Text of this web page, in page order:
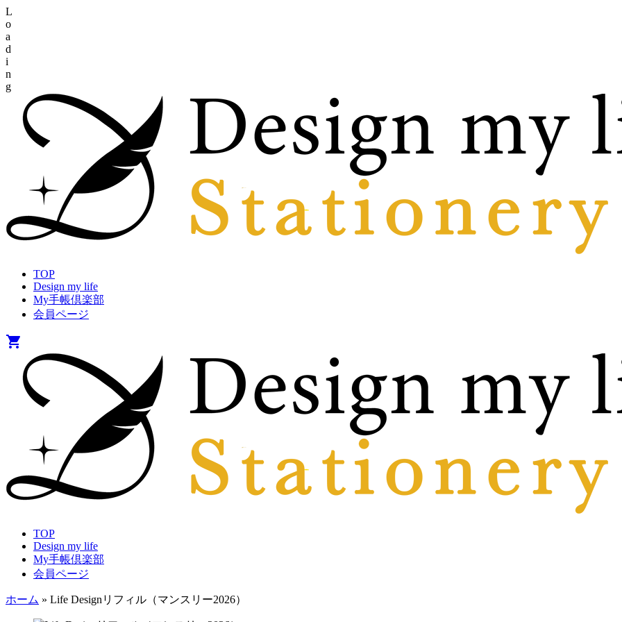
L
o
a
d
i
n
g
TOP
Design my life
My手帳倶楽部
会員ページ
shopping_cart
TOP
Design my life
My手帳倶楽部
会員ページ
ホーム » Life Designリフィル（マンスリー2026）